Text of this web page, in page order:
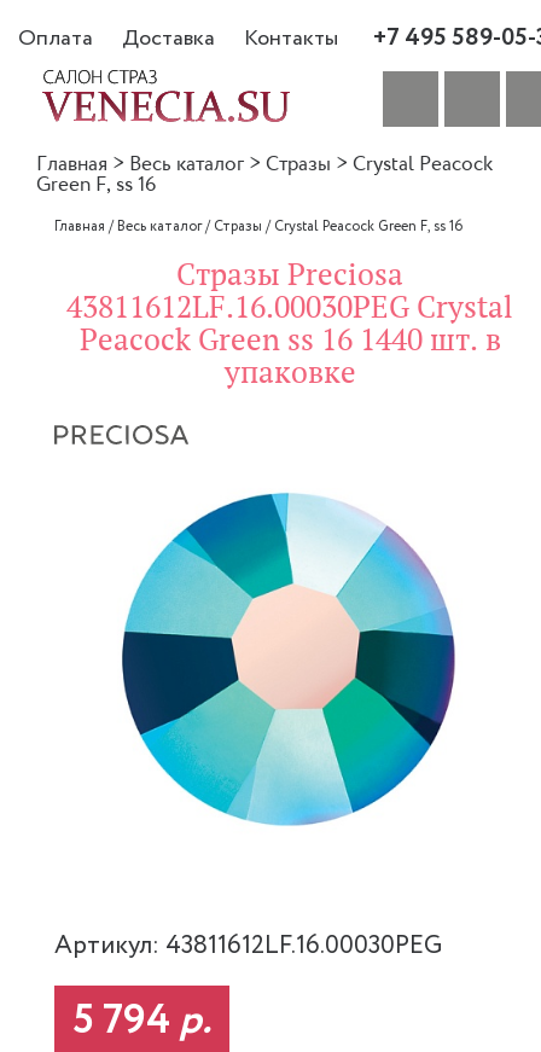
Оплата Доставка Контакты +7 495 589-
Главная > Весь каталог > Стразы > Crystal Peacock
Green F, ss 16
Главная /Весь каталог/Стразы /Crystal Peacock Green F, ss 16
Стразы Preciosa
43811612LF.16.00030PEG Crystal
Peacock Green ss 16 1440 шт. в
упаковке
Артикул: 43811612LF.16.00030PEG
5 794р.